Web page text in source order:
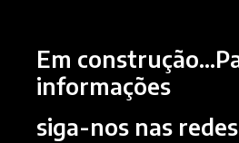
Em
informações
siga-nos nas